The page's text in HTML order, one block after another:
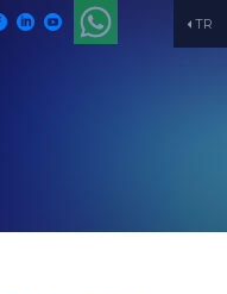
TR